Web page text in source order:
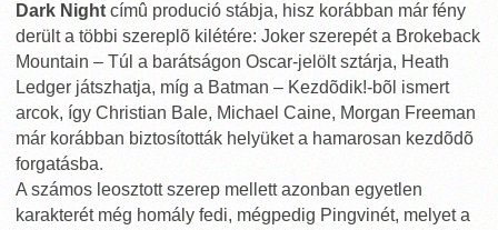
Dark Night címû produció stábja, hisz korábban már fény
derült a többi szereplõ kilétére: Joker szerepét a Brokeback
Mountain – Túl a barátságon Oscar-jelölt sztárja, Heath
Ledger játszhatja, míg a Batman – Kezdõdik!-bõl ismert
arcok, így Christian Bale, Michael Caine, Morgan Freeman
már korábban biztosították helyüket a hamarosan kezdõdõ
forgatásba.
A számos leosztott szerep mellett azonban egyetlen
karakterét még homály fedi, mégpedig Pingvinét, melyet a